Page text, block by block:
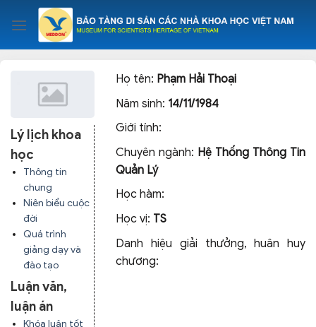
content
Lý lịch khoa
học
Thông tin
chung
Niên biểu cuộc
đời
Quá trình
giảng dạy và
đào tạo
Luận văn,
luận án
Khóa luận tốt
Họ tên: Phạm Hải Thoại
Năm sinh: 14/11/1984
Giới tính:
Chuyên ngành: Hệ Thống Thông Tin
Quản Lý
Học hàm:
Học vị: TS
Danh hiệu giải thưởng, huân huy
chương: